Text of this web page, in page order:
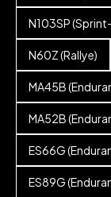
N103SP
N60Z (Rallye)
MA45B
MA52B
ES66G
ES89G